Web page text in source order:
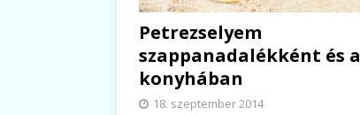
Petrezselyem
szappanadalékként és a
konyhában
18. szeptember 2014